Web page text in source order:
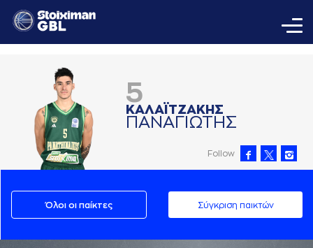
5
ΚAΛAΪΤΖAΚΗΣ
ΠAΝAΓΙΩΤΗΣ
Follow
Όλοι οι παίκτες Σύγκριση παικτών